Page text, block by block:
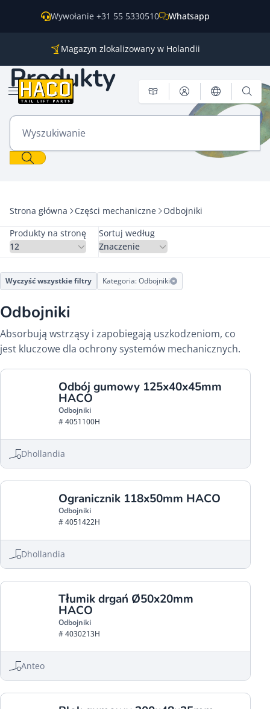
Magazyn zlokalizowany w Holandii
Wysyłka na cały świat
Wywołanie +31 55 5330510 Whatsapp
Otwórz menu
Produkty
Wyszukiwanie
Strona główna Części mechaniczne
Odbojniki
Produkty na stronę
Sortuj według
Wyczyść wszystkie filtry Kategoria: Odbojniki
Odbojniki
Absorbują wstrząsy i zapobiegają uszkodzeniom, co
jest kluczowe dla ochrony systemów mechanicznych.
Odbój gumowy 125x40x45mm
HACO
Odbojniki
# 4051100H
Dhollandia
Ogranicznik 118x50mm HACO
Odbojniki
# 4051422H
Dhollandia
Tłumik drgań Ø50x20mm
HACO
Odbojniki
# 4030213H
Anteo